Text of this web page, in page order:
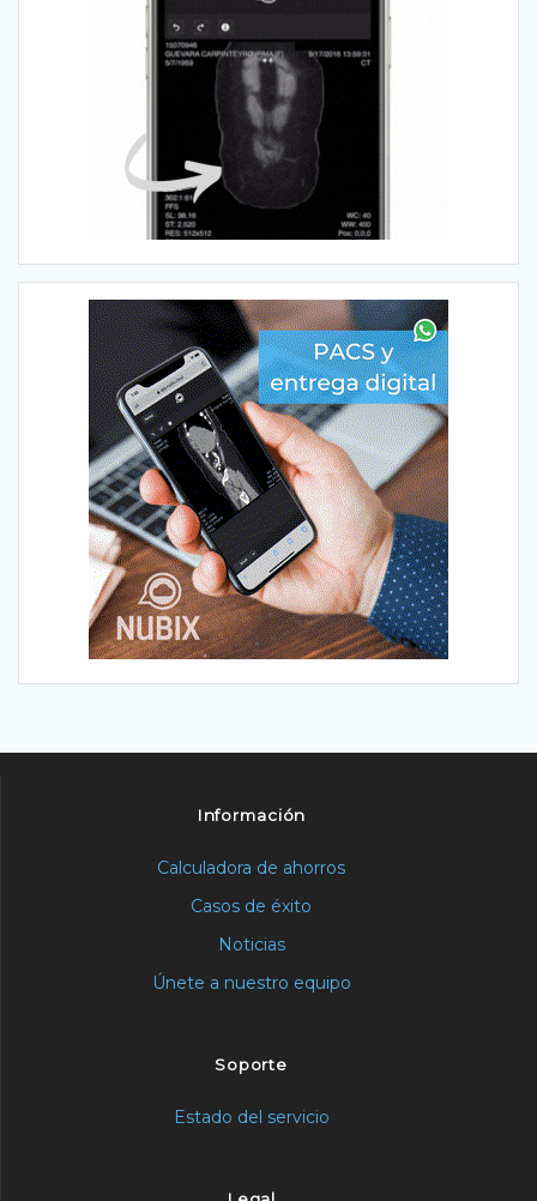
Información
Calculadora de ahorros
Casos de éxito
Noticias
Únete a nuestro equipo
Soporte
Estado del servicio